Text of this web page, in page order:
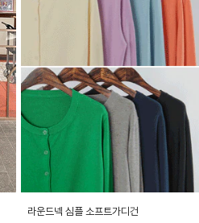
라운드넥 심플 소프트가디건